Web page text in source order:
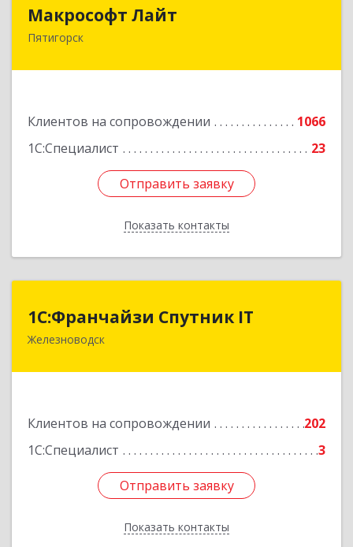
Макрософт Лайт
Пятигорск
Клиентов на сопровождении
1066
1С:Специалист
23
Отправить заявку
Показать контакты
357501, Ставропольский край, Пятигорск г,
Отправить заявку
Назад
1С:Франчайзи Спутник IT
Железноводск
Клиентов на сопровождении
202
1С:Специалист
3
Отправить заявку
Показать контакты
1С:Франчайзи Спутник IT
357430, Ставропольский край, город-курорт
Подробнее
Отправить заявку
Назад